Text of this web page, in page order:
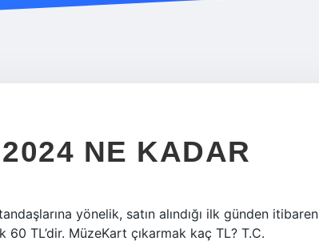
NE KADAR
yönelik, satın alındığı ilk günden itibaren
TL’dir. MüzeKart çıkarmak kaç TL? T.C.